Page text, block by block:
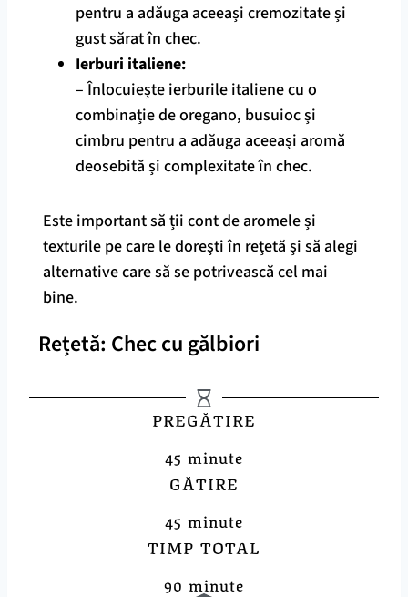
pentru a adăuga aceeași cremozitate și
gust sărat în chec.
Ierburi italiene:
– Înlocuiește ierburile italiene cu o
combinație de oregano, busuioc și
cimbru pentru a adăuga aceeași aromă
deosebită și complexitate în chec.
Este important să ții cont de aromele și
texturile pe care le dorești în rețetă și să alegi
alternative care să se potrivească cel mai
bine.
Rețetă: Chec cu gălbiori
PREGĂTIRE
45 minute
GĂTIRE
45 minute
TIMP TOTAL
90 minute